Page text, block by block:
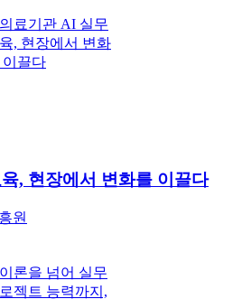
, 현장에서 변화를 이끌다
원